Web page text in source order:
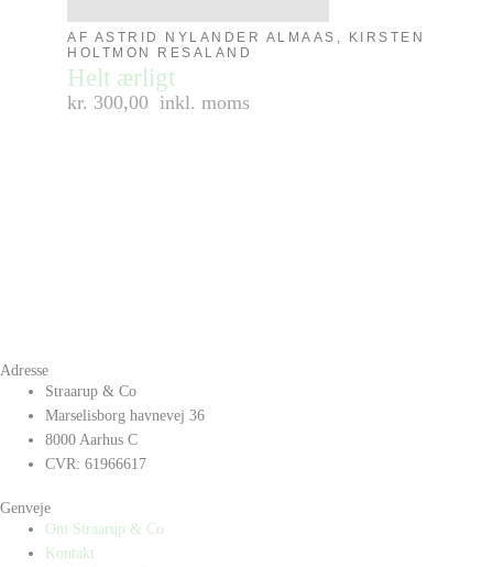
AF ASTRID NYLANDER ALMAAS, KIRSTEN
HOLTMON RESALAND
Helt ærligt
kr. 300,00 inkl. moms
Adresse
Straarup & Co
Marselisborg havnevej 36
8000 Aarhus C
CVR: 61966617
Genveje
Om Straarup & Co
Kontakt